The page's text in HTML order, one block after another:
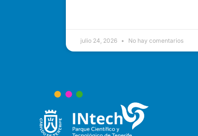
julio 24, 2026 No hay comentarios